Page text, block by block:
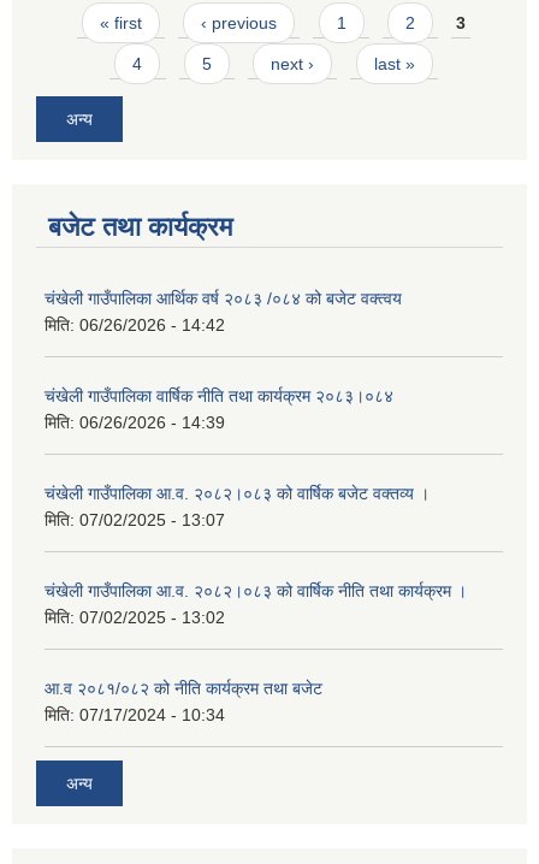
Pages
« first ‹ previous 1 2 3
4 5 next › last »
अन्य
बजेट तथा कार्यक्रम
चंखेली गाउँपालिका आर्थिक वर्ष २०८३ /०८४ को बजेट वक्त्वय
मिति: 06/26/2026 - 14:42
चंखेली गाउँपालिका वार्षिक नीति तथा कार्यक्रम २०८३।०८४
मिति: 06/26/2026 - 14:39
चंखेली गाउँपालिका आ.व. २०८२।०८३ को वार्षिक बजेट वक्तव्य ।
मिति: 07/02/2025 - 13:07
चंखेली गाउँपालिका आ.व. २०८२।०८३ को वार्षिक नीति तथा कार्यक्रम ।
मिति: 07/02/2025 - 13:02
आ.व २०८१/०८२ को नीति कार्यक्रम तथा बजेट
मिति: 07/17/2024 - 10:34
अन्य